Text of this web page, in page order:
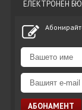
ЕЛЕКТРОНЕН